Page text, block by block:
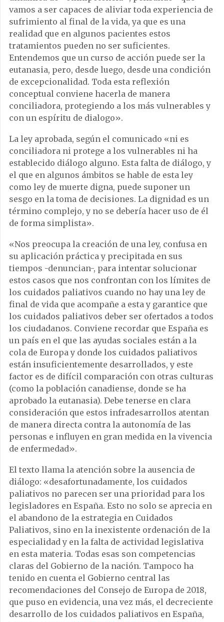
vamos a ser capaces de aliviar toda experiencia de
sufrimiento al final de la vida, ya que es una
realidad que en algunos pacientes estos
tratamientos pueden no ser suficientes.
Entendemos que un curso de acción puede ser la
eutanasia, pero, desde luego, desde una condición
de excepcionalidad. Toda esta reflexión
conceptual conviene hacerla de manera
conciliadora, protegiendo a los más vulnerables y
con un espíritu de dialogo».
La ley aprobada, según el comunicado «ni es
conciliadora ni protege a los vulnerables ni ha
establecido diálogo alguno. Esta falta de diálogo, y
el que en algunos ámbitos se hable de esta ley
como ley de muerte digna, puede suponer un
sesgo en la toma de decisiones. La dignidad es un
término complejo, y no se debería hacer uso de él
de forma simplista».
«Nos preocupa la creación de una ley, confusa en
su aplicación práctica y precipitada en sus
tiempos -denuncian-, para intentar solucionar
estos casos que nos confrontan con los límites de
los cuidados paliativos cuando no hay una ley de
final de vida que acompañe a esta y garantice que
los cuidados paliativos deber ser ofertados a todos
los ciudadanos. Conviene recordar que España es
un país en el que las ayudas sociales están a la
cola de Europa y donde los cuidados paliativos
están insuficientemente desarrollados, y este
factor es de difícil comparación con otras culturas
(como la población canadiense, donde se ha
aprobado la eutanasia). Debe tenerse en clara
consideración que estos infradesarrollos atentan
de manera directa contra la autonomía de las
personas e influyen en gran medida en la vivencia
de enfermedad».
El texto llama la atención sobre la ausencia de
diálogo: «desafortunadamente, los cuidados
paliativos no parecen ser una prioridad para los
legisladores en España. Esto no solo se aprecia en
el abandono de la estrategia en Cuidados
Paliativos, sino en la inexistente ordenación de la
especialidad y en la falta de actividad legislativa
en esta materia. Todas esas son competencias
claras del Gobierno de la nación. Tampoco ha
tenido en cuenta el Gobierno central las
recomendaciones del Consejo de Europa de 2018,
que puso en evidencia, una vez más, el decreciente
desarrollo de los cuidados paliativos en España,